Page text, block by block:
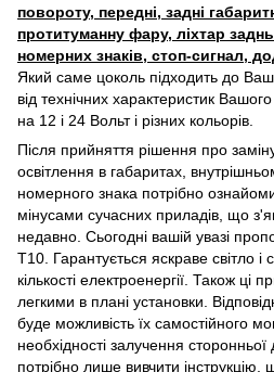
повороту, передні, задні
протитуманну фару, ліхтар
номерних знаків, стоп-сигнал,
Який саме цоколь підходить до
від технічних характеристик
на 12 і 24 Вольт і різних кольорів.
Після прийняття рішення про
освітлення в габаритах,
номерного знака потрібно
мінусами сучасних приладів, що
недавно. Сьогодні вашій увазі
Т10. Гарантується яскраве світло і
кількості електроенергії. Також ці
легкими в плані установки.
буде можливість їх самостійного
необхідності залучення
потрібно лише вивчити інструкцію,